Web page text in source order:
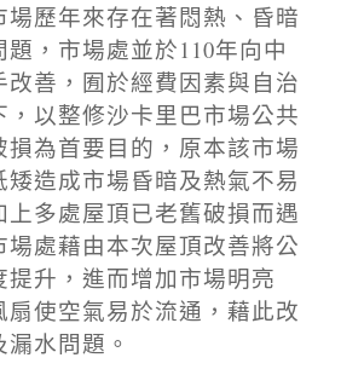
場歷年來存在著悶熱、昏暗
題，市場處並於110年向中
改善，囿於經費因素與自治
，以整修沙卡里巴市場公共
損為首要目的，原本該市場
矮造成市場昏暗及熱氣不易
上多處屋頂已老舊破損而遇
場處藉由本次屋頂改善將公
提升，進而增加市場明亮
扇使空氣易於流通，藉此改
水問題。